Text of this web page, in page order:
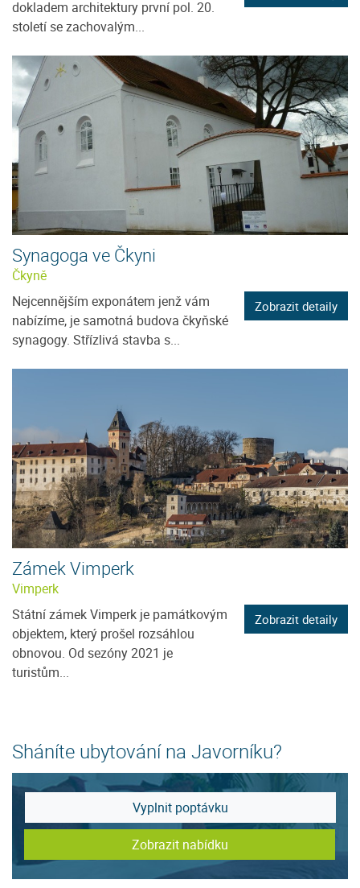
dokladem architektury první pol. 20.
století se zachovalým...
Synagoga ve Čkyni
Čkyně
Nejcennějším exponátem jenž vám
nabízíme, je samotná budova čkyňské
synagogy. Střízlivá stavba s...
Zobrazit detaily
Zámek Vimperk
Vimperk
Státní zámek Vimperk je památkovým
objektem, který prošel rozsáhlou
obnovou. Od sezóny 2021 je
turistům...
Zobrazit detaily
Sháníte ubytování na Javorníku?
Vyplnit poptávku
Zobrazit nabídku